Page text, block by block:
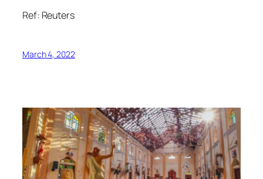
Ref: Reuters
March 4, 2022